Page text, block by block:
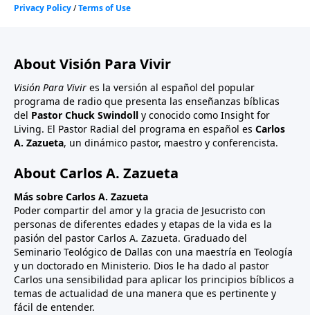
About Visión Para Vivir
Visión Para Vivir es la versión al español del popular
programa de radio que presenta las enseñanzas bíblicas
del Pastor Chuck Swindoll y conocido como Insight for
Living. El Pastor Radial del programa en español es Carlos
A. Zazueta, un dinámico pastor, maestro y conferencista.
About Carlos A. Zazueta
Más sobre Carlos A. Zazueta
Poder compartir del amor y la gracia de Jesucristo con
personas de diferentes edades y etapas de la vida es la
pasión del pastor Carlos A. Zazueta. Graduado del
Seminario Teológico de Dallas con una maestría en Teología
y un doctorado en Ministerio. Dios le ha dado al pastor
Carlos una sensibilidad para aplicar los principios bíblicos a
temas de actualidad de una manera que es pertinente y
fácil de entender.